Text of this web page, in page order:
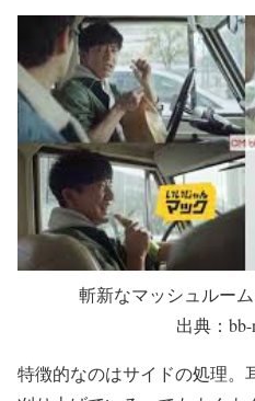
斬新なマッシュルー
出典：bb-
特徴的なのはサイドの処理。